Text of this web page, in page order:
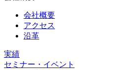
会社概要
アクセス
沿革
実績
セミナー・イベント